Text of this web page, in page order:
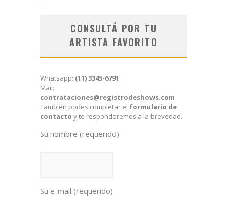
CONSULTÁ POR TU
ARTISTA FAVORITO
Whatsapp: (11) 3345-6791
Mail:
contrataciones@registrodeshows.com
También podes completar el formulario de
contacto y te responderemos a la brevedad.
Su nombre (requerido)
Su e-mail (requerido)